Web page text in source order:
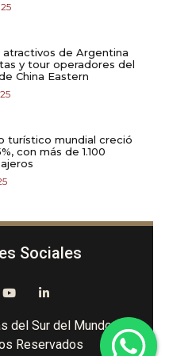
atractivos de Argentina
y tour operadores del
China Eastern
turístico mundial creció
con más de 1.100
Sociales
del Sur del Mundo -
Reservados